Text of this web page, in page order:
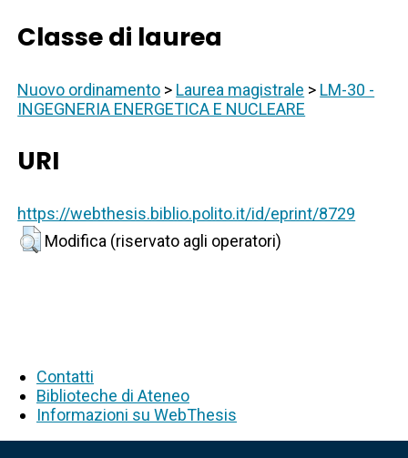
Classe di laurea
Nuovo ordinamento > Laurea magistrale > LM-30 -
INGEGNERIA ENERGETICA E NUCLEARE
URI
https://webthesis.biblio.polito.it/id/eprint/8729
Modifica (riservato agli operatori)
Contatti
Biblioteche di Ateneo
Informazioni su WebThesis